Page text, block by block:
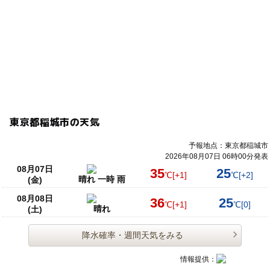
東京都稲城市の天気
予報地点：東京都稲城市
2026年08月07日 06時00分発表
08月07日
(金)
晴れ 一時 雨 35℃[+1] 25℃[+2]
08月08日
(土)
晴れ 36℃[+1] 25℃[0]
降水確率・週間天気をみる
情報提供：